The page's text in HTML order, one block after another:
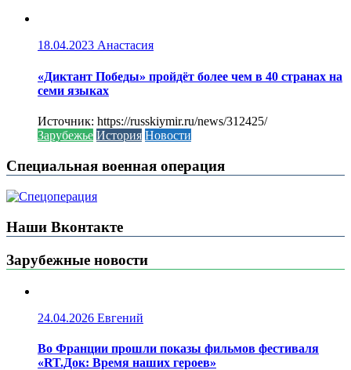
18.04.2023 Анастасия
«Диктант Победы» пройдёт более чем в 40 странах на
семи языках
Источник: https://russkiymir.ru/news/312425/
Зарубежье История Новости
Специальная военная операция
Наши Вконтакте
Зарубежные новости
24.04.2026 Евгений
Во Франции прошли показы фильмов фестиваля
«RT.Док: Время наших героев»